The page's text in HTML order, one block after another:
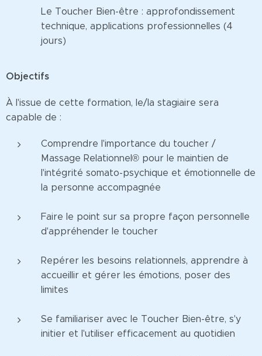
Le Toucher Bien-être : approfondissement
technique, applications professionnelles (4
jours)
Objectifs
À l'issue de cette formation, le/la stagiaire sera
capable de :
Comprendre l'importance du toucher /
Massage Relationnel® pour le maintien de
l'intégrité somato-psychique et émotionnelle de
la personne accompagnée
Faire le point sur sa propre façon personnelle
d'appréhender le toucher
Repérer les besoins relationnels, apprendre à
accueillir et gérer les émotions, poser des
limites
Se familiariser avec le Toucher Bien-être, s'y
initier et l'utiliser efficacement au quotidien